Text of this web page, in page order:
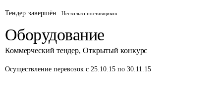
Тендер завершён Несколько поставщиков
Оборудование
Коммерческий тендер, Открытый конкурс
Осуществление перевозок с 25.10.15 по 30.11.15